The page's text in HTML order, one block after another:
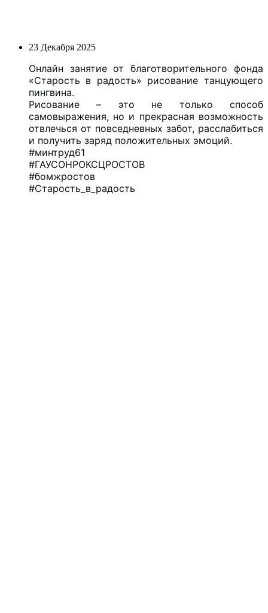
23 Декабря 2025
Онлайн занятие от благотворительного фонда
«Старость в радость» рисование танцующего
пингвина.
Рисование – это не только способ
самовыражения, но и прекрасная возможность
отвлечься от повседневных забот, расслабиться
и получить заряд положительных эмоций.
#минтруд61
#ГАУСОНРОКСЦРОСТОВ
#бомжростов
#Старость_в_радость